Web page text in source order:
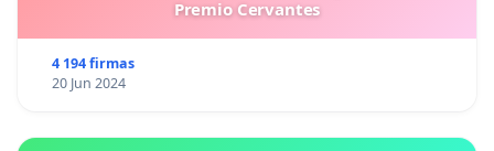
Premio Cervantes
4 194 firmas
20 Jun 2024